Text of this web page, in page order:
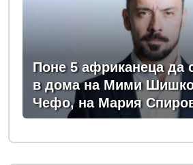
Поне 5 африканеца да
в дома на Мими
Чефо, на Мария
Христо Комарницки